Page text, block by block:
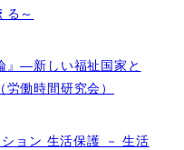
る～
』―新しい福祉国家と
働時間研究会）
ョン 生活保護 － 生活